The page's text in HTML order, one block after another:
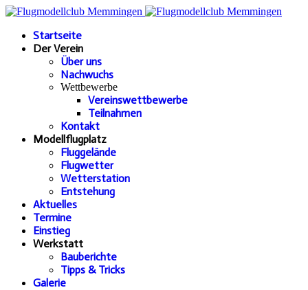
Startseite
Der Verein
Über uns
Nachwuchs
Wettbewerbe
Vereinswettbewerbe
Teilnahmen
Kontakt
Modellflugplatz
Fluggelände
Flugwetter
Wetterstation
Entstehung
Aktuelles
Termine
Einstieg
Werkstatt
Bauberichte
Tipps & Tricks
Galerie